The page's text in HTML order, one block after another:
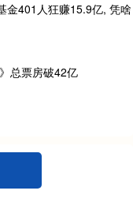
金401人狂赚15.9亿, 凭啥
总票房破42亿